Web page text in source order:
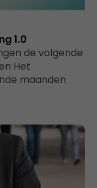
1.0
de volgende
Het
maanden